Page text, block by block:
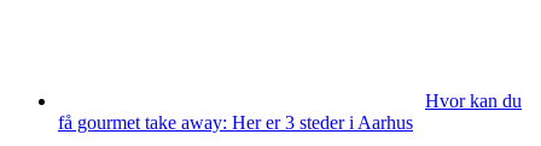
Hvor kan du
få gourmet take away: Her er 3 steder i Aarhus